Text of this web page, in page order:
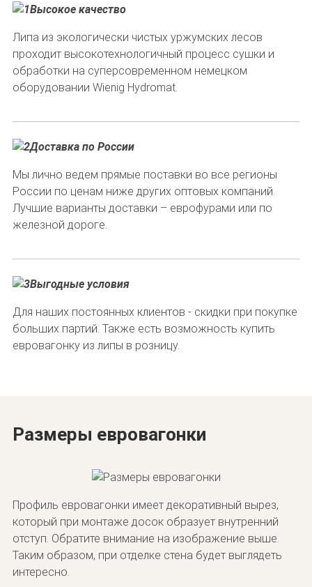
Высокое качество
Липа из экологически чистых уржумских лесов
проходит высокотехнологичный процесс сушки и
обработки на суперсовременном немецком
оборудовании Wienig Hydromat.
Доставка по России
Мы лично ведем прямые поставки во все регионы
России по ценам ниже других оптовых компаний.
Лучшие варианты доставки – еврофурами или по
железной дороге.
Выгодные условия
Для наших постоянных клиентов - скидки при покупке
больших партий. Также есть возможность купить
евровагонку из липы в розницу.
Размеры евровагонки
Профиль евровагонки имеет декоративный вырез,
который при монтаже досок образует внутренний
отступ. Обратите внимание на изображение выше.
Таким образом, при отделке стена будет выглядеть
интересно.